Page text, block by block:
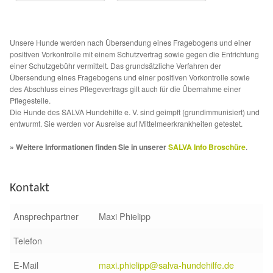
Glückliche Fellnasen
Happy End Stories
Regenbogenbrücke
Aktuelles
Partnertierheim La Linea in Spanien
Unsere Hunde werden nach Übersendung eines Fragebogens und einer
positiven Vorkontrolle mit einem Schutzvertrag sowie gegen die Entrichtung
einer Schutzgebühr vermittelt. Das grundsätzliche Verfahren der
Übersendung eines Fragebogens und einer positiven Vorkontrolle sowie
des Abschluss eines Pflegevertrags gilt auch für die Übernahme einer
Pflegestelle.
Die Hunde des SALVA Hundehilfe e. V. sind geimpft (grundimmunisiert) und
entwurmt. Sie werden vor Ausreise auf Mittelmeerkrankheiten getestet.
» Weitere Informationen finden Sie in unsererSALVA Info Broschüre.
Kontakt
Ansprechpartner
Maxi Phielipp
Telefon
E-Mail
maxi.phielipp@salva-hundehilfe.de